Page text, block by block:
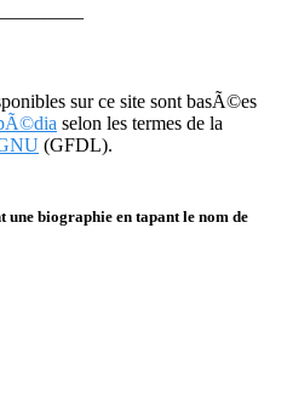
sur ce site sont basÃ©es
selon les termes de la
(GFDL).
une biographie en tapant le nom de